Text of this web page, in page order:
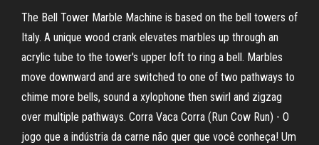
The Bell Tower Marble Machine is based on the bell towers of
Italy. A unique wood crank elevates marbles up through an
acrylic tube to the tower's upper loft to ring a bell. Marbles
move downward and are switched to one of two pathways to
chime more bells, sound a xylophone then swirl and zigzag
over multiple pathways. Corra Vaca Corra (Run Cow Run) - O
jogo que a indústria da carne não quer que você conheça! Um